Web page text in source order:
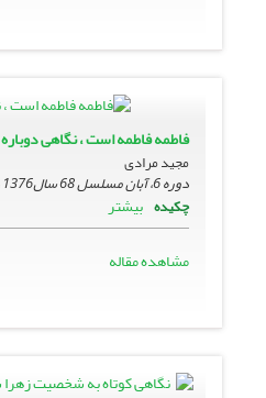
فاطمه فاطمه است ، نگاهى دوباره
مجید مرادى
دوره 6، آبان مسلسل 68 سال1376 ، آبان 1376
چکیده بیشتر
مشاهده مقاله